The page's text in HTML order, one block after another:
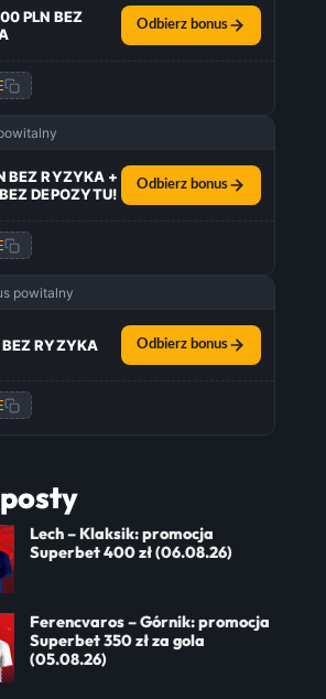
PLN BEZ
Odbierz bonus
BEZ RYZYKA +
DEPOZYTU!
Odbierz bonus
powitalny
RYZYKA Odbierz bonus
Lech – Klaksik: promocja
Superbet 400 zł (06.08.26)
Ferencvaros – Górnik: promocja
Superbet 350 zł za gola
(05.08.26)